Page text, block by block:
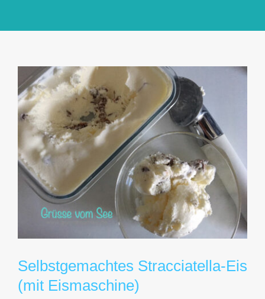
Über mich
Kontakt
Selbstgemachtes Stracciatella-Eis
(mit Eismaschine)